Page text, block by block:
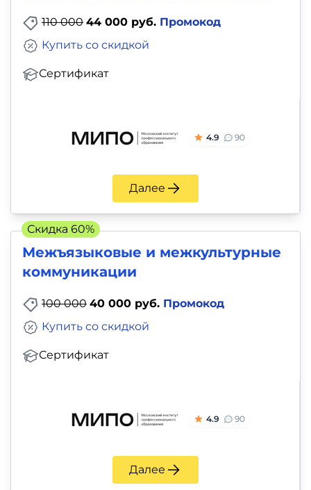
110 000 44 000 руб. Промокод
Сертификат
Купить со скидкой
4.9 90
Далее
Межъязыковые и межкультурные
коммуникации
100 000 40 000 руб. Промокод
Сертификат
Купить со скидкой
4.9 90
Далее
Скидка 60%
Тесты
на